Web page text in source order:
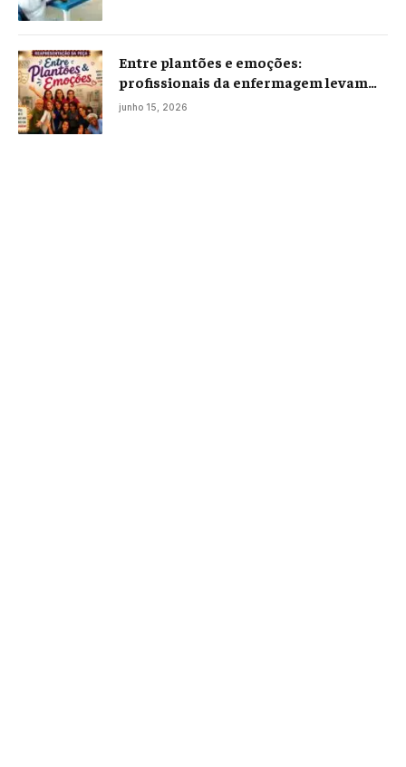
Entre plantões e emoções:
profissionais da enfermagem levam
histórias reais ao palco em Campos
junho 15, 2026